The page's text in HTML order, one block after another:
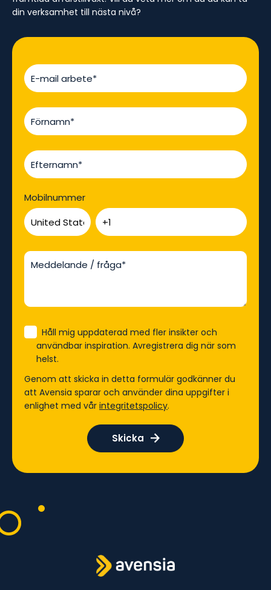
din verksamhet till nästa nivå?
Mobilnummer
Håll mig uppdaterad med fler insikter och
användbar inspiration. Avregistrera dig när som
helst.
Genom att skicka in detta formulär godkänner du
att Avensia sparar och använder dina uppgifter i
enlighet med vår integritetspolicy.